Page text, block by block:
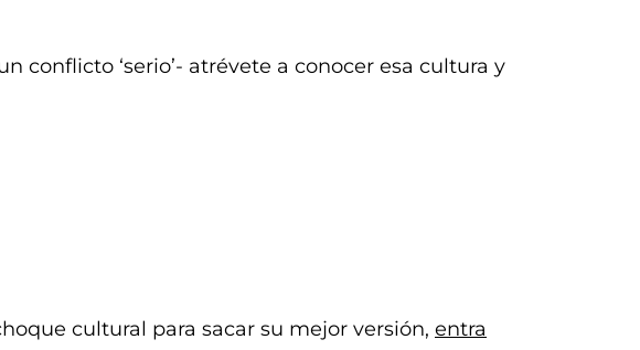
conflicto ‘serio’- atrévete a conocer esa cultura y
cultural para sacar su mejor versión, entra